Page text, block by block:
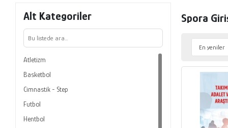
Alt Kategoriler
Atletizm
Basketbol
Cimnastik - Step
Futbol
Hentbol
Spora